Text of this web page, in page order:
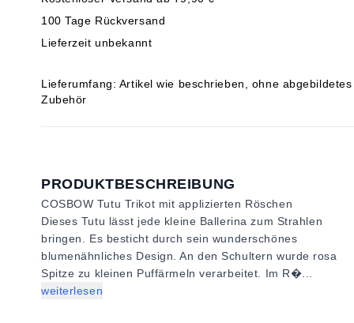
100 Tage Rückversand
Lieferzeit unbekannt
Lieferumfang: Artikel wie beschrieben, ohne abgebildetes
Zubehör
PRODUKTBESCHREIBUNG
COSBOW Tutu Trikot mit applizierten Röschen
Dieses Tutu lässt jede kleine Ballerina zum Strahlen
bringen. Es besticht durch sein wunderschönes
blumenähnliches Design. An den Schultern wurde rosa
Spitze zu kleinen Puffärmeln verarbeitet. Im R�...
weiterlesen